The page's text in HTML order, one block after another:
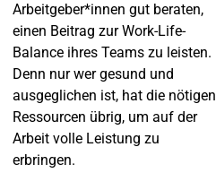
Arbeitgeber*innen gut beraten,
einen Beitrag zur Work-Life-
Balance ihres Teams zu leisten.
Denn nur wer gesund und
ausgeglichen ist, hat die nötigen
Ressourcen übrig, um auf der
Arbeit volle Leistung zu
erbringen.